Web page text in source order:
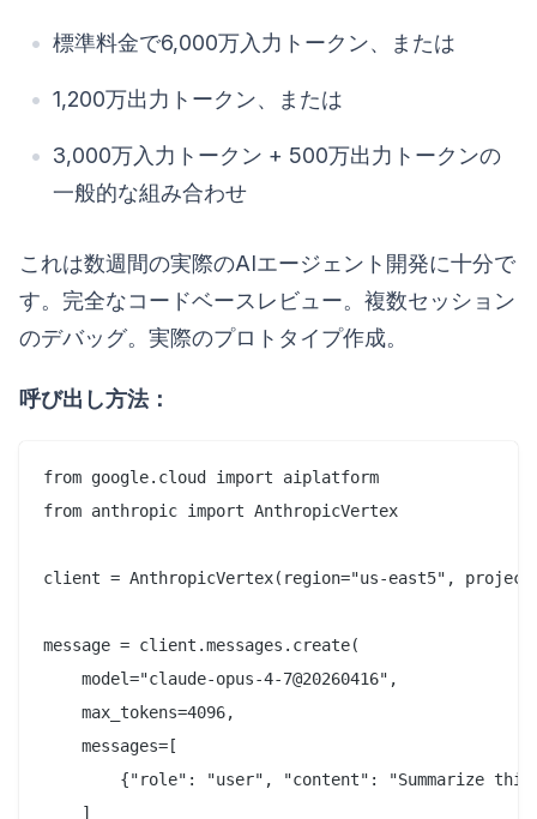
標準料金で6,000万入力トークン、または
1,200万出力トークン、または
3,000万入力トークン + 500万出力トークンの
一般的な組み合わせ
これは数週間の実際のAIエージェント開発に十分で
す。完全なコードベースレビュー。複数セッション
のデバッグ。実際のプロトタイプ作成。
呼び出し方法：
from google.cloud import aiplatform
from anthropic import AnthropicVertex
client = AnthropicVertex(region="us-east5",
message = client.messages.create(
    model="claude-opus-4-7@20260416",
    max_tokens=4096,
    messages=[
{"role": "user", "content": "Summarize
    ]